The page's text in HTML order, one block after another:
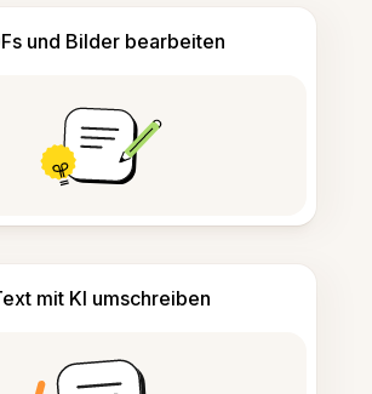
und Bilder bearbeiten
mit KI umschreiben